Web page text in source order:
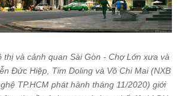
thị và cảnh quan Sài Gòn - Chợ Lớn xưa và
Đức Hiệp, Tim Doling và Võ Chi Mai (NXB
TP.HCM phát hành tháng 11/2020) giới